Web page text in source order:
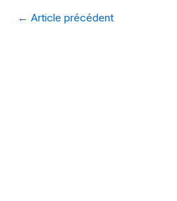
Navigation
← Article précédent